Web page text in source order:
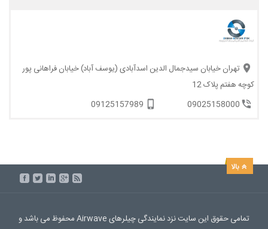
تهران خیابان سیدجمال الدین اسدآبادی (یوسف آباد) خیابان فراهانی پور
کوچه هفتم پلاک 12
09025158000
09125157989
تمامی حقوق این سایت نزد نمایندگی چیلرهای Airwave محفوظ می باشد و